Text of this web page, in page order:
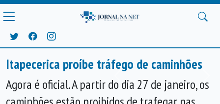
Itapecerica proíbe tráfego de caminhões
Anterior
Agora é oficial. A partir do dia 27 de janeiro, os